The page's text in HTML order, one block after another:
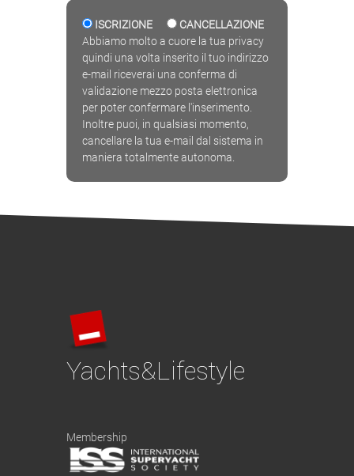
ISCRIZIONE
CANCELLAZIONE
Abbiamo molto a cuore la tua privacy
quindi una volta inserito il tuo indirizzo
e-mail riceverai una conferma di
validazione mezzo posta elettronica
per poter confermare l'inserimento.
Inoltre puoi, in qualsiasi momento,
cancellare la tua e-mail dal sistema in
maniera totalmente autonoma.
Yachts&Lifestyle
Membership